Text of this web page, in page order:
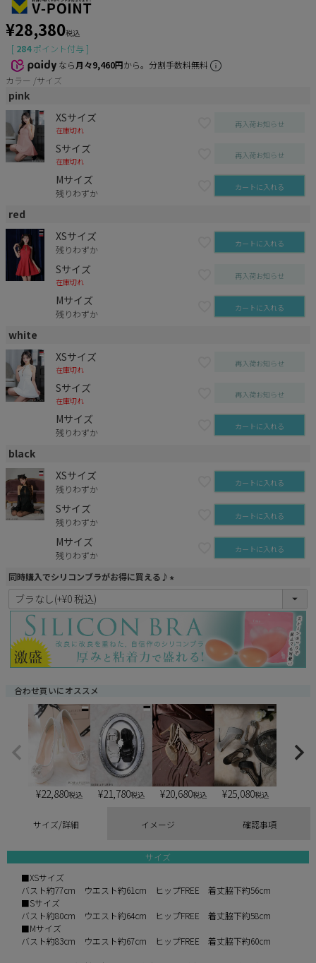
¥28,380税込
[ 284 ポイント付与 ]
なら月々9,460円から。分割手数料無料
カラー
サイズ
pink
XSサイズ
在庫切れ
再入荷お知らせ
Sサイズ
在庫切れ
再入荷お知らせ
Mサイズ
残りわずか カートに入れる
red
XSサイズ
残りわずか カートに入れる
Sサイズ
在庫切れ
再入荷お知らせ
Mサイズ
残りわずか カートに入れる
white
XSサイズ
在庫切れ
再入荷お知らせ
Sサイズ
在庫切れ
再入荷お知らせ
Mサイズ
残りわずか カートに入れる
black
XSサイズ
残りわずか カートに入れる
Sサイズ
残りわずか カートに入れる
Mサイズ
残りわずか カートに入れる
同時購入でシリコンブラがお得に買える♪
(
須
)
合わせ買いにオススメ
¥22,880税込 ¥21,780税込 ¥20,680税込 ¥25,080税込
サイズ/詳細 イメージ 確認事項
サイズ
■XSサイズ
バスト約77cm ウエスト約61cm ヒップFREE 着丈脇下約56cm
■Sサイズ
バスト約80cm ウエスト約64cm ヒップFREE 着丈脇下約58cm
■Mサイズ
バスト約83cm ウエスト約67cm ヒップFREE 着丈脇下約60cm